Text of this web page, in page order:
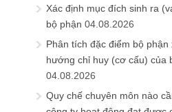
Xác định mục đích sinh ra
bộ phận 04.08.2026
Phân tích đặc điểm bộ phận
hướng chỉ huy (cơ cấu) của
04.08.2026
Quy chế chuyên môn nào